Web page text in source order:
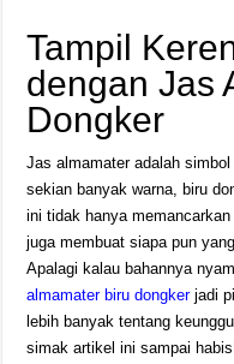
Tampil
dengan Jas
Dongker
Jas almamater adalah
sekian banyak warna, biru
ini tidak hanya
juga membuat siapa pun
Apalagi kalau bahannya
almamater biru dongkerjadi
lebih banyak tentang
simak artikel ini sampai